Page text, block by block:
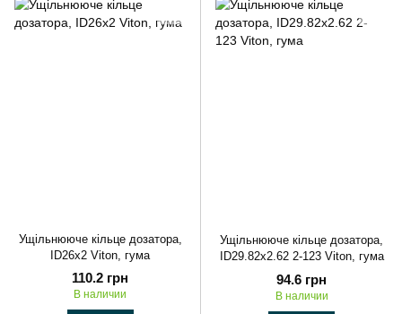
Ущільнююче кільце дозатора,
ID26x2 Viton, гума
110.2 грн
В наличии
Ущільнююче кільце дозатора,
ID29.82x2.62 2-123 Viton, гума
94.6 грн
В наличии